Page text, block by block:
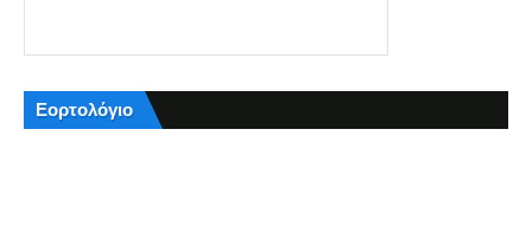
Εορτολόγιο